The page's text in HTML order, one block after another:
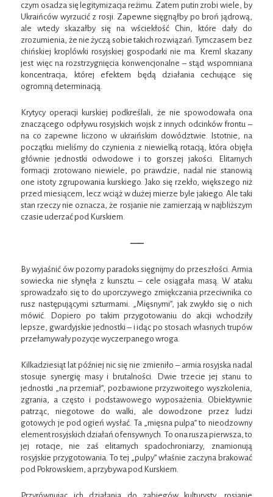
czym osadza się legitymizacja reżimu. Zatem putin zrobi wiele, by
Ukraińców wyrzucić z rosji. Zapewne sięgnąłby po broń jądrową,
ale wtedy skazałby się na wściekłość Chin, które dały do
zrozumienia, że nie życzą sobie takich rozwiązań. Tymczasem bez
chińskiej kroplówki rosyjskiej gospodarki nie ma. Kreml skazany
jest więc na rozstrzygnięcia konwencjonalne – stąd wspomniana
koncentracja, której efektem będą działania cechujące się
ogromną determinacją.
Krytycy operacji kurskiej podkreślali, że nie spowodowała ona
znaczącego odpływu rosyjskich wojsk z innych odcinków frontu –
na co zapewne liczono w ukraińskim dowództwie. Istotnie, na
początku mieliśmy do czynienia z niewielką rotacją, która objęła
głównie jednostki odwodowe i to gorszej jakości. Elitarnych
formacji zrotowano niewiele, po prawdzie, nadal nie stanowią
one istoty zgrupowania kurskiego. Jako się rzekło, większego niż
przed miesiącem, lecz wciąż w dużej mierze byle jakiego. Ale taki
stan rzeczy nie oznacza, że rosjanie nie zamierzają w najbliższym
czasie uderzać pod Kurskiem.
—–
By wyjaśnić ów pozorny paradoks sięgnijmy do przeszłości. Armia
sowiecka nie słynęła z kunsztu – cele osiągała masą. W ataku
sprowadzało się to do uporczywego zmiękczania przeciwnika co
rusz następującymi szturmami. „Mięsnymi”, jak zwykło się o nich
mówić. Dopiero po takim przygotowaniu do akcji wchodziły
lepsze, gwardyjskie jednostki – i idąc po stosach własnych trupów
przełamywały pozycje wyczerpanego wroga.
Kilkadziesiąt lat później nic się nie zmieniło – armia rosyjska nadal
stosuje synergię masy i brutalności. Dwie trzecie jej stanu to
jednostki „na przemiał”, pozbawione przyzwoitego wyszkolenia,
zgrania, a często i podstawowego wyposażenia. Obiektywnie
patrząc, niegotowe do walki, ale dowodzone przez ludzi
gotowych je pod ogień wysłać. Ta „mięsna pulpa” to nieodzowny
element rosyjskich działań ofensywnych. To ona rusza pierwsza, to
jej rotacje, nie zaś elitarnych spadochroniarzy, znamionują
rosyjskie przygotowania. To tej „pulpy” właśnie zaczyna brakować
pod Pokrowskiem, a przybywa pod Kurskiem.